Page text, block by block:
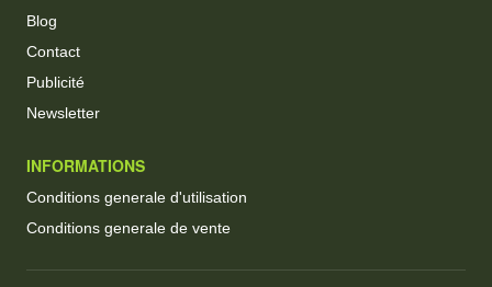
Blog
Contact
Publicité
Newsletter
INFORMATIONS
Conditions generale d'utilisation
Conditions generale de vente